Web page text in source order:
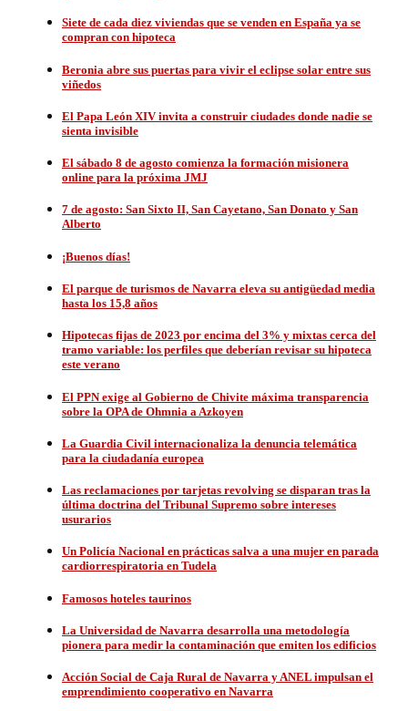
Siete de cada diez viviendas que se venden en España ya se
compran con hipoteca
Beronia abre sus puertas para vivir el eclipse solar entre sus
viñedos
El Papa León XIV invita a construir ciudades donde nadie se
sienta invisible
El sábado 8 de agosto comienza la formación misionera
online para la próxima JMJ
7 de agosto: San Sixto II, San Cayetano, San Donato y San
Alberto
¡Buenos días!
El parque de turismos de Navarra eleva su antigüedad media
hasta los 15,8 años
Hipotecas fijas de 2023 por encima del 3% y mixtas cerca del
tramo variable: los perfiles que deberían revisar su hipoteca
este verano
El PPN exige al Gobierno de Chivite máxima transparencia
sobre la OPA de Ohmnia a Azkoyen
La Guardia Civil internacionaliza la denuncia telemática
para la ciudadanía europea
Las reclamaciones por tarjetas revolving se disparan tras la
última doctrina del Tribunal Supremo sobre intereses
usurarios
Un Policía Nacional en prácticas salva a una mujer en parada
cardiorrespiratoria en Tudela
Famosos hoteles taurinos
La Universidad de Navarra desarrolla una metodología
pionera para medir la contaminación que emiten los edificios
Acción Social de Caja Rural de Navarra y ANEL impulsan el
emprendimiento cooperativo en Navarra